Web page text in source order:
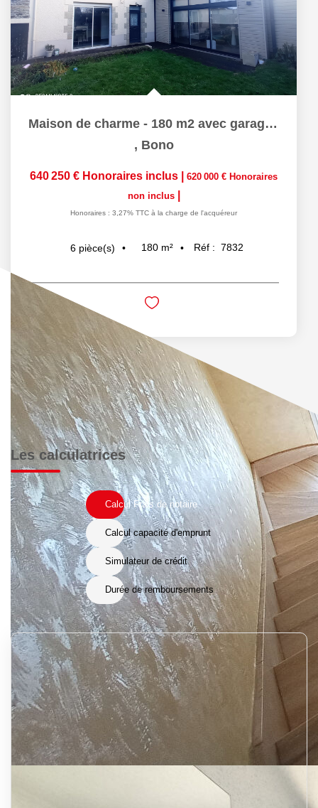
Maison de charme - 180 m2 avec garage - jardin
, Bono
640 250 € Honoraires inclus 620 000 € Honoraires
non inclus
Honoraires : 3,27% TTC à la charge de l'acquéreur
6 pièce(s) 180 m² Réf : 7832
Les calculatrices
Calcul Frais de notaire
Calcul capacité d'emprunt
Simulateur de crédit
Durée de remboursements